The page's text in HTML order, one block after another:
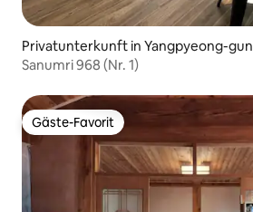
Privatunterkunft in Yangpyeong-gun
Sanumri 968 (Nr. 1)
Gäste-Favorit
Gäste-Favorit